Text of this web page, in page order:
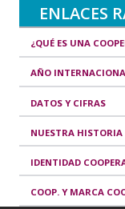
ENLACES
¿QUÉ ES UNA
AÑO
DATOS Y CIFRAS
NUESTRA HISTORIA
IDENTIDAD
COOP. Y MARCA